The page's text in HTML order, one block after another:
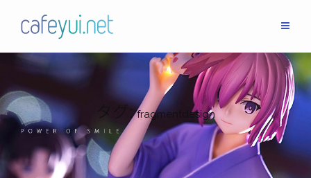
タグ:fragmentdesign